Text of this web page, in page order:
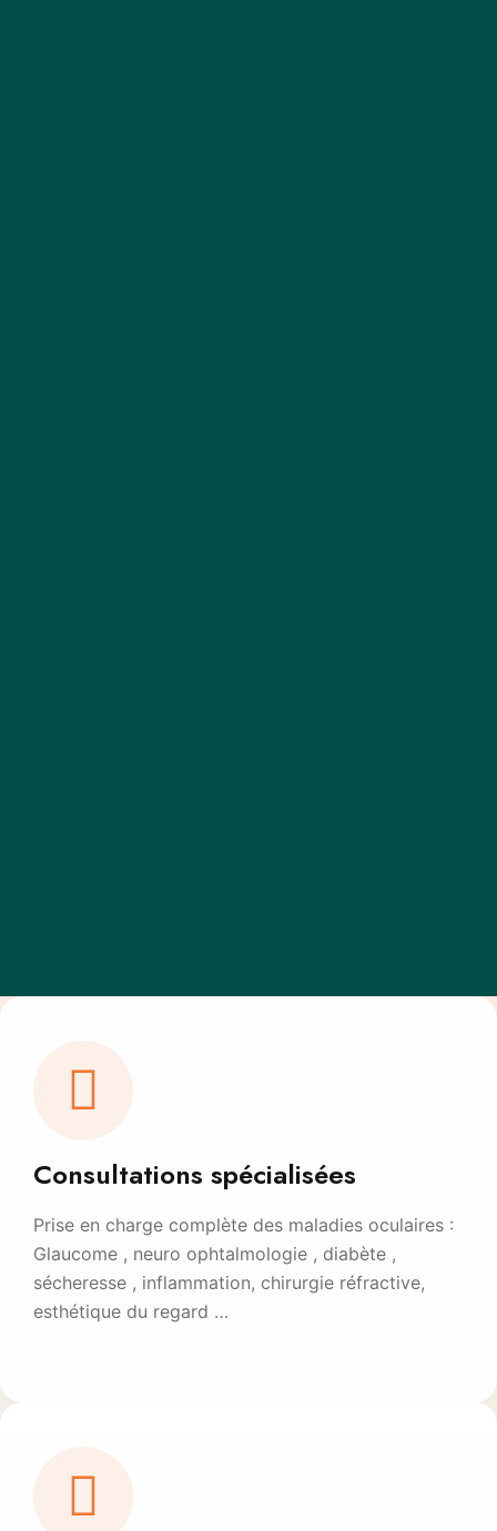
Consultations spécialisées
Prise en charge complète des maladies oculaires :
Glaucome , neuro ophtalmologie , diabète ,
sécheresse , inflammation, chirurgie réfractive,
esthétique du regard …